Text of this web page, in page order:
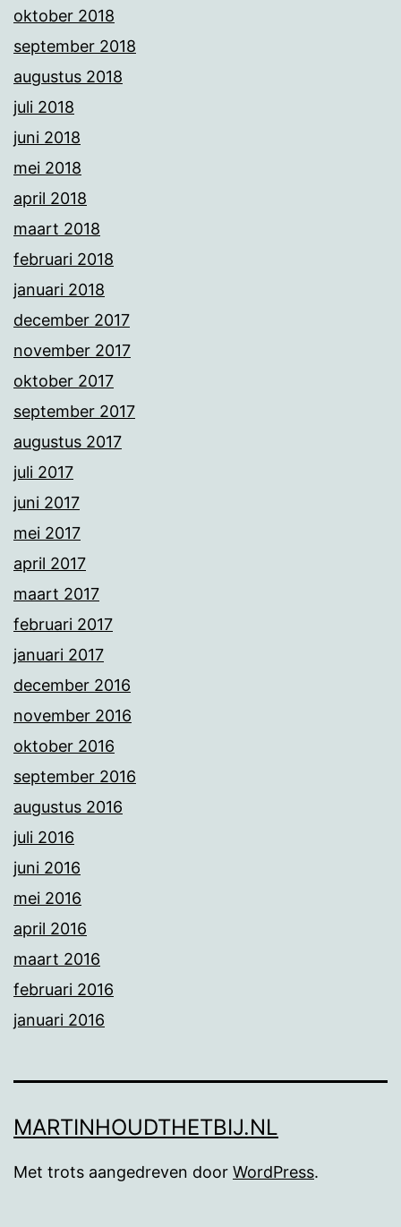
oktober 2018
september 2018
augustus 2018
juli 2018
juni 2018
mei 2018
april 2018
maart 2018
februari 2018
januari 2018
december 2017
november 2017
oktober 2017
september 2017
augustus 2017
juli 2017
juni 2017
mei 2017
april 2017
maart 2017
februari 2017
januari 2017
december 2016
november 2016
oktober 2016
september 2016
augustus 2016
juli 2016
juni 2016
mei 2016
april 2016
maart 2016
februari 2016
januari 2016
MARTINHOUDTHETBIJ.NL
Met trots aangedreven door WordPress.